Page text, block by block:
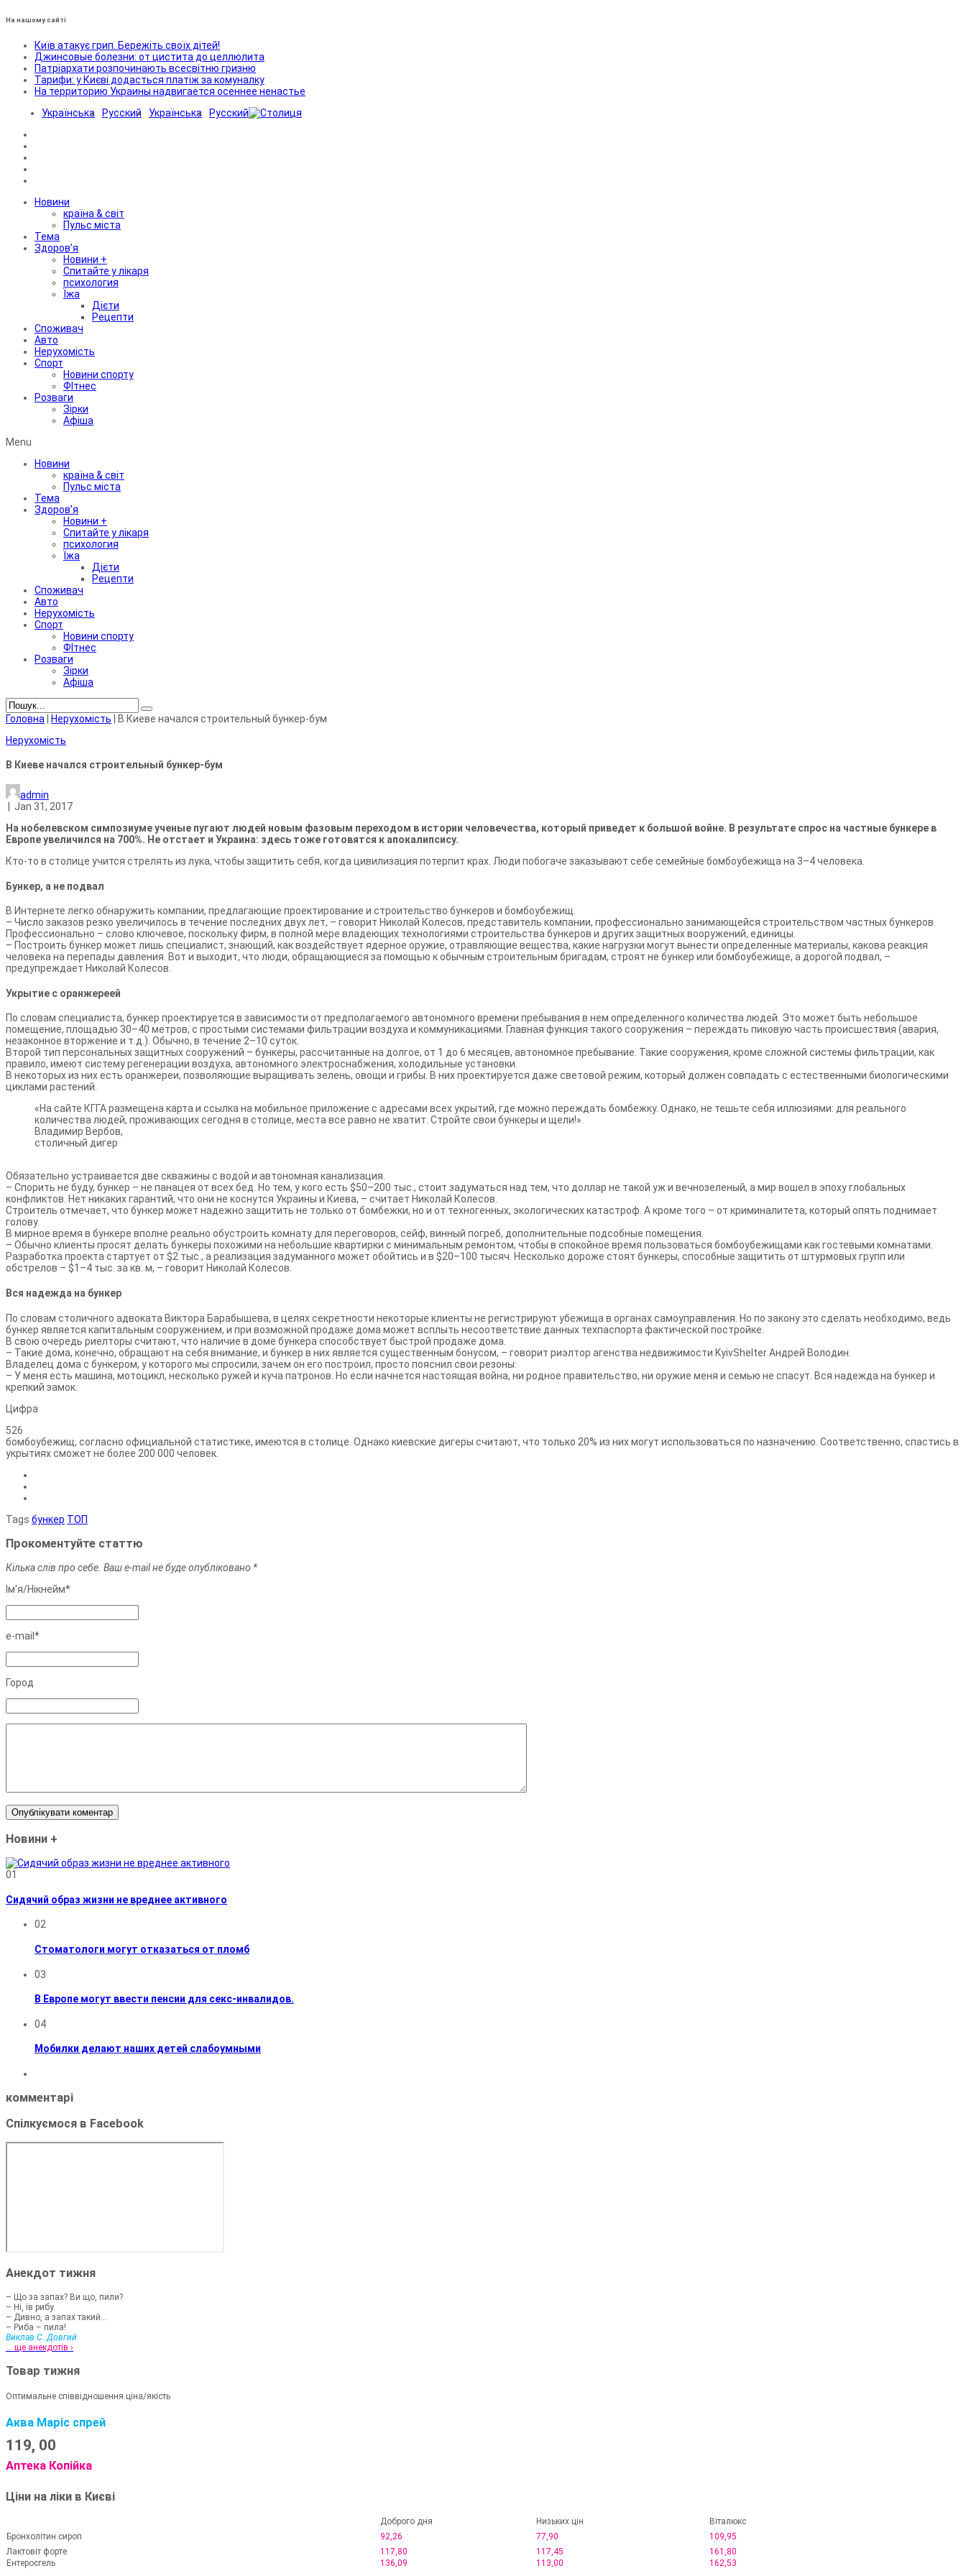
На нашому сайті
Київ атакує грип. Бережіть своїх дітей!
Джинсовые болезни: от цистита до целлюлита
Патріархати розпочинають всесвітню гризню
Тарифи: у Києві додасться платіж за комуналку
На территорию Украины надвигается осеннее ненастье
Українська
Русский Українська Русский
Новини
країна & світ
Пульс міста
Тема
Здоров’я
Новини +
Спитайте у лікаря
психология
Їжа
Дієти
Рецепти
Споживач
Авто
Нерухомість
Спорт
Новини спорту
ФІтнес
Розваги
Зірки
Афіша
Menu
Новини
країна & світ
Пульс міста
Тема
Здоров’я
Новини +
Спитайте у лікаря
психология
Їжа
Дієти
Рецепти
Споживач
Авто
Нерухомість
Спорт
Новини спорту
ФІтнес
Розваги
Зірки
Афіша
Головна Нерухомість
В Киеве начался строительный бункер-бум
Нерухомість
В Киеве начался строительный бункер-бум
admin
Jan 31, 2017
На нобелевском симпозиуме ученые пугают людей новым фазовым переходом в истории человечества, который приведет к большой войне. В результате спрос на частные бункере в
Европе увеличился на 700%. Не отстает и Украина: здесь тоже готовятся к апокалипсису.
Кто-то в столице учится стрелять из лука, чтобы защитить себя, когда цивилизация потерпит крах. Люди побогаче заказывают себе семейные бомбоубежища на 3–4 человека.
Бункер, а не подвал
В Интернете легко обнаружить компании, предлагающие проектирование и строительство бункеров и бомбоубежищ.
– Число заказов резко увеличилось в течение последних двух лет, – говорит Николай Колесов, представитель компании, профессионально занимающейся строительством частных бункеров.
Профессионально – слово ключевое, поскольку фирм, в полной мере владеющих технологиями строительства бункеров и других защитных вооружений, единицы.
– Построить бункер может лишь специалист, знающий, как воздействует ядерное оружие, отравляющие вещества, какие нагрузки могут вынести определенные материалы, какова реакция
человека на перепады давления. Вот и выходит, что люди, обращающиеся за помощью к обычным строительным бригадам, строят не бункер или бомбоубежище, а дорогой подвал, –
предупреждает Николай Колесов.
Укрытие с оранжереей
По словам специалиста, бункер проектируется в зависимости от предполагаемого автономного времени пребывания в нем определенного количества людей. Это может быть небольшое
помещение, площадью 30–40 метров, с простыми системами фильтрации воздуха и коммуникациями. Главная функция такого сооружения – переждать пиковую часть происшествия (авария,
незаконное вторжение и т.д.). Обычно, в течение 2–10 суток.
Второй тип персональных защитных сооружений – бункеры, рассчитанные на долгое, от 1 до 6 месяцев, автономное пребывание. Такие сооружения, кроме сложной системы фильтрации, как
правило, имеют систему регенерации воздуха, автономного электроснабжения, холодильные установки.
В некоторых из них есть оранжереи, позволяющие выращивать зелень, овощи и грибы. В них проектируется даже световой режим, который должен совпадать с естественными биологическими
циклами растений.
«На сайте КГГА размещена карта и ссылка на мобильное приложение с адресами всех укрытий, где можно переждать бомбежку. Однако, не тешьте себя иллюзиями: для реального
количества людей, проживающих сегодня в столице, места все равно не хватит. Стройте свои бункеры и щели!».
Владимир Вербов,
столичный дигер
Обязательно устраивается две скважины с водой и автономная канализация.
– Спорить не буду, бункер – не панацея от всех бед. Но тем, у кого есть $50–200 тыс., стоит задуматься над тем, что доллар не такой уж и вечнозеленый, а мир вошел в эпоху глобальных
конфликтов. Нет никаких гарантий, что они не коснутся Украины и Киева, – считает Николай Колесов.
Строитель отмечает, что бункер может надежно защитить не только от бомбежки, но и от техногенных, экологических катастроф. А кроме того – от криминалитета, который опять поднимает
голову.
В мирное время в бункере вполне реально обустроить комнату для переговоров, сейф, винный погреб, дополнительные подсобные помещения.
– Обычно клиенты просят делать бункеры похожими на небольшие квартирки с минимальным ремонтом, чтобы в спокойное время пользоваться бомбоубежищами как гостевыми комнатами.
Разработка проекта стартует от $2 тыс., а реализация задуманного может обойтись и в $20–100 тысяч. Несколько дороже стоят бункеры, способные защитить от штурмовых групп или
обстрелов – $1–4 тыс. за кв. м, – говорит Николай Колесов.
Вся надежда на бункер
По словам столичного адвоката Виктора Барабышева, в целях секретности некоторые клиенты не регистрируют убежища в органах самоуправления. Но по закону это сделать необходимо, ведь
бункер является капитальным сооружением, и при возможной продаже дома может всплыть несоответствие данных техпаспорта фактической постройке.
В свою очередь риелторы считают, что наличие в доме бункера способствует быстрой продаже дома.
– Такие дома, конечно, обращают на себя внимание, и бункер в них является существенным бонусом, – говорит риэлтор агенства недвижимости KyivShelter Андрей Володин.
Владелец дома с бункером, у которого мы спросили, зачем он его построил, просто пояснил свои резоны:
– У меня есть машина, мотоцикл, несколько ружей и куча патронов. Но если начнется настоящая война, ни родное правительство, ни оружие меня и семью не спасут. Вся надежда на бункер и
крепкий замок.
Цифра
526
бомбоубежищ, согласно официальной статистике, имеются в столице. Однако киевские дигеры считают, что только 20% из них могут использоваться по назначению. Соответственно, спастись в
укрытиях сможет не более 200 000 человек.
Tags бункер ТОП
Прокоментуйте статтю
Кілька слів про себе. Ваш e-mail не буде опубліковано *
Ім'я/Нiкнейм*
e-mail*
Город
Новини +
01
Сидячий образ жизни не вреднее активного
02
Стоматологи могут отказаться от пломб
03
В Европе могут ввести пенсии для секс-инвалидов.
04
Мобилки делают наших детей слабоумными
комментарі
Спілкуємося в Facebook
Анекдот тижня
– Що за запах? Ви що, пили?
– Ні, їв рибу.
– Дивно, а запах такий...
– Риба – пила!
Виклав С. Довгий
... ще анекдотів ›
Товар тижня
Оптимальне співвідношення ціна/якість
Аква Маріс спрей
119, 00
Аптека Копійка
Ціни на ліки в Києві
Доброго дня Низьких цін
Віталюкс
Бронхолітин сироп
92,26 77,90
109,95
Лактовіт форте
117,80 117,45
161,80
Ентеросгель
136,09 113,00 162,53